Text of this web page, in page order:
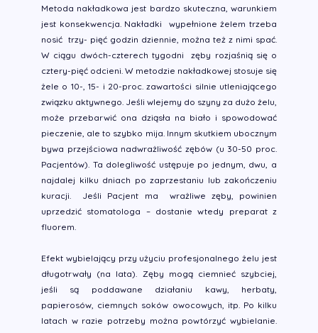
Metoda nakładkowa jest bardzo skuteczna, warunkiem
jest konsekwencja. Nakładki wypełnione żelem trzeba
nosić trzy- pięć godzin dziennie, można też z nimi spać.
W ciągu dwóch-czterech tygodni zęby rozjaśnią się o
cztery-pięć odcieni. W metodzie nakładkowej stosuje się
żele o 10-, 15- i 20-proc. zawartości silnie utleniającego
związku aktywnego. Jeśli wlejemy do szyny za dużo żelu,
może przebarwić ona dziąsła na biało i spowodować
pieczenie, ale to szybko mija. Innym skutkiem ubocznym
bywa przejściowa nadwrażliwość zębów (u 30-50 proc.
Pacjentów). Ta dolegliwość ustępuje po jednym, dwu, a
najdalej kilku dniach po zaprzestaniu lub zakończeniu
kuracji. Jeśli Pacjent ma wrażliwe zęby, powinien
uprzedzić stomatologa – dostanie wtedy preparat z
fluorem.
Efekt wybielający przy użyciu profesjonalnego żelu jest
długotrwały (na lata). Zęby mogą ciemnieć szybciej,
jeśli są poddawane działaniu kawy, herbaty,
papierosów, ciemnych soków owocowych, itp. Po kilku
latach w razie potrzeby można powtórzyć wybielanie.